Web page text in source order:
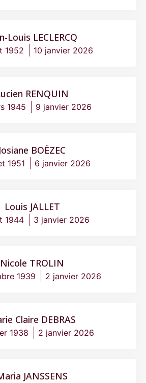
Louis LECLERCQ
1952 10 janvier 2026
RENQUIN
1945 9 janvier 2026
Josiane BOËZEC
1951 6 janvier 2026
Louis JALLET
1944 3 janvier 2026
Nicole TROLIN
1939 2 janvier 2026
Claire DEBRAS
1938 2 janvier 2026
JANSSENS